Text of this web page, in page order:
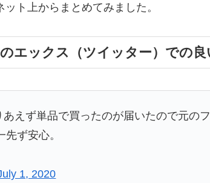
ト上からまとめてみました。
エックス（ツイッター）での
えず単品で買ったのが届いたので元の
ず安心。
1, 2020